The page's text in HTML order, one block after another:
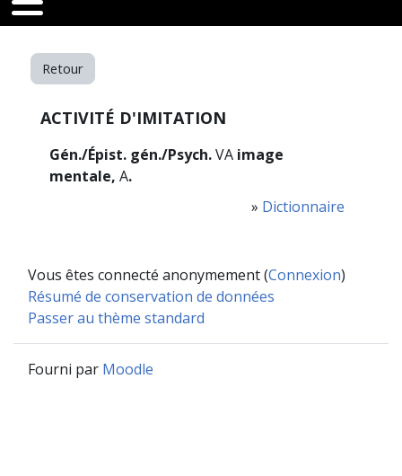
[[nav-toggle]]
toggle]]
Retour
ACTIVITÉ D'IMITATION
Gén./Épist. gén./Psych.VAimage
mentale, A.
» Dictionnaire
Vous êtes connecté anonymement (Connexion)
Résumé de conservation de données
Passer au thème standard
Fourni par Moodle